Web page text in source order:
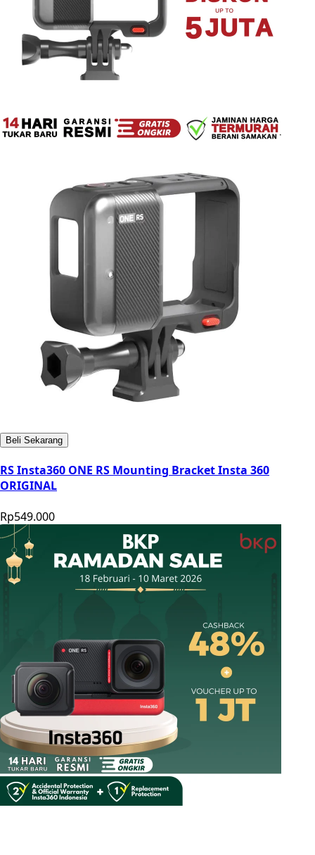
Beli Sekarang
RS Insta360 ONE RS Mounting Bracket Insta 360
ORIGINAL
Rp549.000